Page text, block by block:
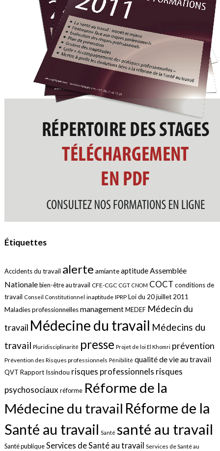
Étiquettes
Accidents du travail alerte amianteaptitudeAssemblée
Nationale bien-être au travail CFE-CGC CGT CNOM COCT conditions de
travail Conseil Constitutionnel inaptitude IPRP Loi du 20 juillet 2011
Maladies professionnellesmanagement MEDEF Médecin du
travail Médecine du travail Médecins du
travail Pluridisciplinarité presse Projet de loi El Khomri prévention
Prévention des Risques professionnels Pénibilité qualité de vie au travail
QVT Rapport Issindou risques professionnels risques
psychosociauxréforme Réforme de la
Médecine du travail Réforme de la
Santé au travail Santé santé au travail
Santé publiqueServices de Santé au travail Services de Santé au